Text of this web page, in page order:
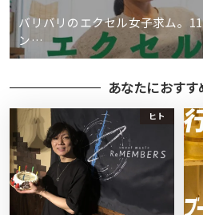
バリバリのエクセル女子求ム。
ン…
あなたにおす
ヒト